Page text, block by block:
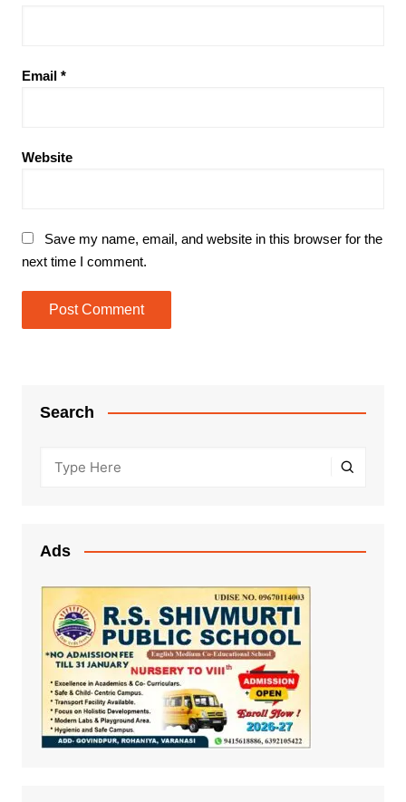
Email *
Website
Save my name, email, and website in this browser for the
next time I comment.
Search
Ads